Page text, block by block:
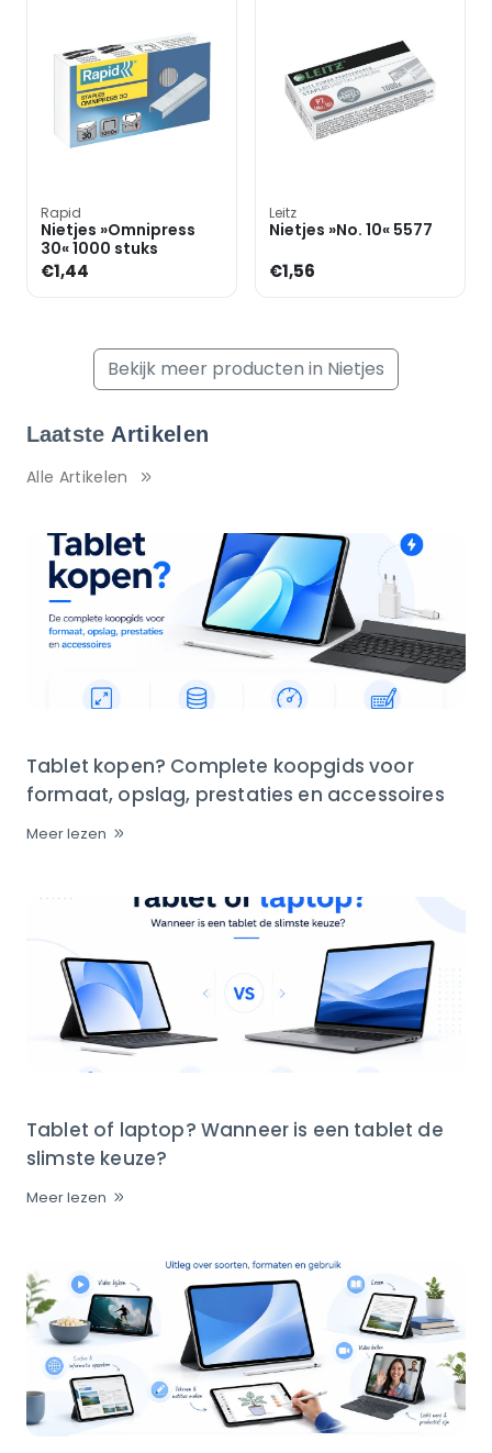
Rapid
Nietjes »Omnipress
30« 1000 stuks
€1,44
Leitz
Nietjes »No. 10« 5577
€1,56
Bekijk meer producten in Nietjes
Laatste Artikelen
Alle Artikelen
Tablet kopen? Complete koopgids voor
formaat, opslag, prestaties en accessoires
Meer lezen
Tablet of laptop? Wanneer is een tablet de
slimste keuze?
Meer lezen